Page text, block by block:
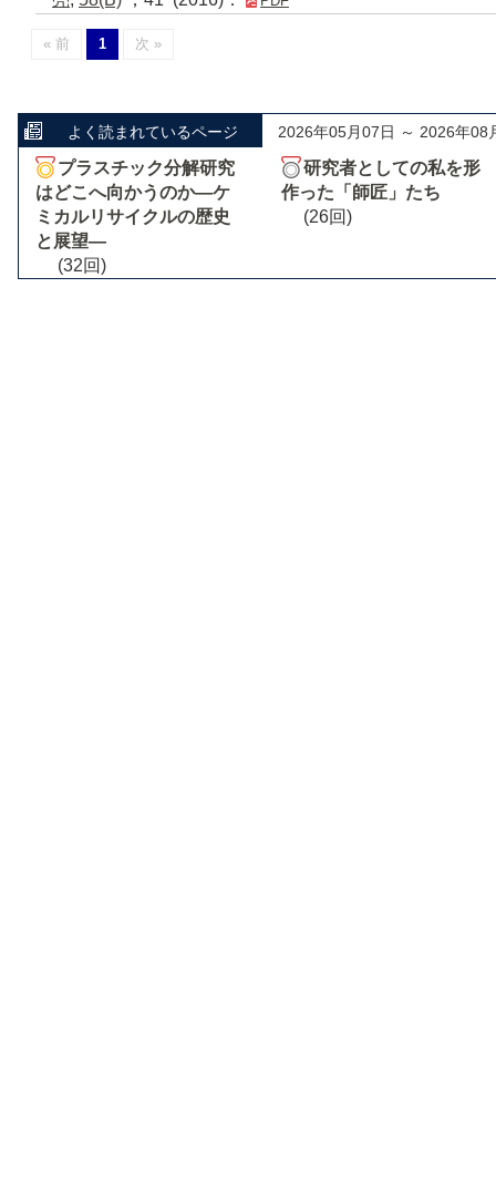
« 前 1 次 »
よく読まれているページ 2026年05月07日 ～ 2026年08
プラスチック分解研究
はどこへ向かうのか―ケ
ミカルリサイクルの歴史
と展望―
(32回)
研究者としての私を形
作った「師匠」たち
(26回)